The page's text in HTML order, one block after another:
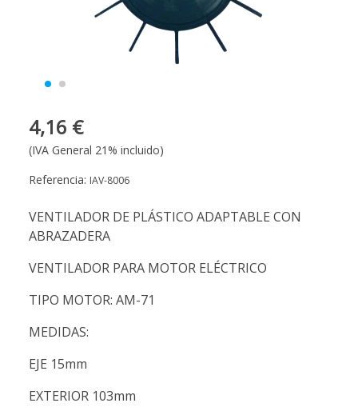
4,16 €
(IVA General 21% incluido)
Referencia: IAV-8006
VENTILADOR DE PLÁSTICO ADAPTABLE CON
ABRAZADERA
VENTILADOR PARA MOTOR ELÉCTRICO
TIPO MOTOR: AM-71
MEDIDAS:
EJE 15mm
EXTERIOR 103mm